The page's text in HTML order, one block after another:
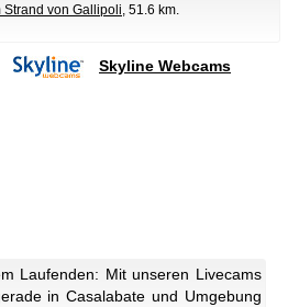
Strand von Gallipoli , 51.6 km.
Skyline Webcams
Laufenden: Mit unseren Livecams
in Casalabate und Umgebung